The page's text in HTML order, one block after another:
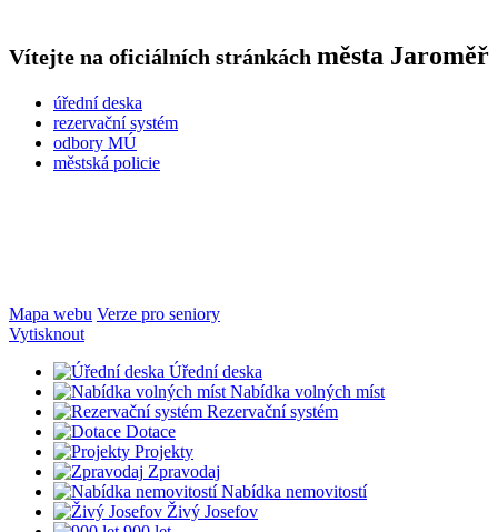
Vítejte na oficiálních stránkách města Jaroměř
úřední deska
rezervační systém
odbory MÚ
městská policie
Mapa webu Verze pro seniory
Vytisknout
Úřední deska
Nabídka volných míst
Rezervační systém
Dotace
Projekty
Zpravodaj
Nabídka nemovitostí
Živý Josefov